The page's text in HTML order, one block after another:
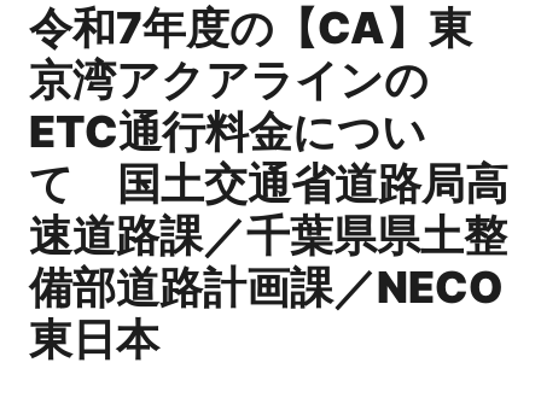
令和7年度の【CA】東
京湾アクアラインの
ETC通行料金につい
て 国土交通省道路局高
速道路課／千葉県県土整
備部道路計画課／NECO
東日本